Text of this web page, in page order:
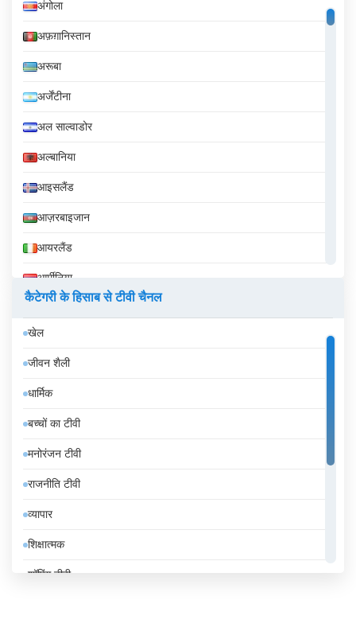
अंगोला
अफ़ग़ानिस्तान
अरूबा
अर्जेंटीना
अल साल्वाडोर
अल्बानिया
आइसलैंड
आज़रबाइजान
आयरलैंड
आर्मीनिया
इज़राइल
इटली
इंडोनेशिया
इथियोपिया
इराक
ईरान
उज़्बेकिस्तान
उरुग्वे
कैटेगरी के हिसाब से टीवी चैनल
खेल
जीवन शैली
धार्मिक
बच्चों का टीवी
मनोरंजन टीवी
राजनीति टीवी
व्यापार
शिक्षात्मक
शॉपिंग टीवी